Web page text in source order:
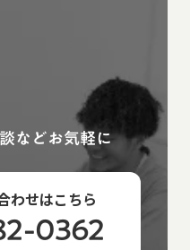
などお気軽に
わせはこちら
0362